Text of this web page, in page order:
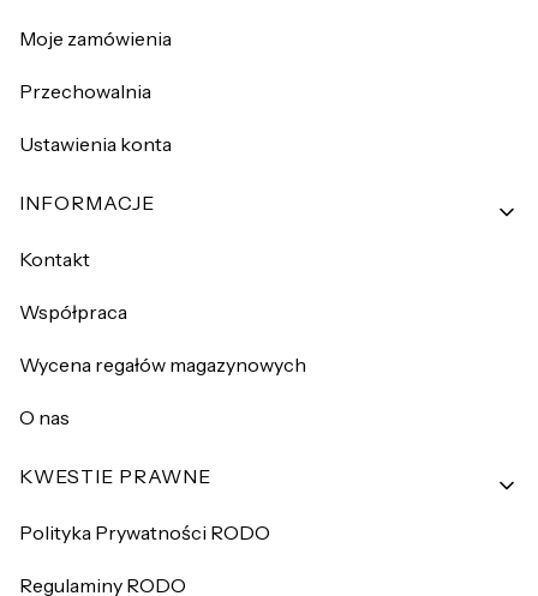
Moje zamówienia
Przechowalnia
Ustawienia konta
INFORMACJE
Kontakt
Współpraca
Wycena regałów magazynowych
O nas
KWESTIE PRAWNE
Polityka Prywatności RODO
Regulaminy RODO